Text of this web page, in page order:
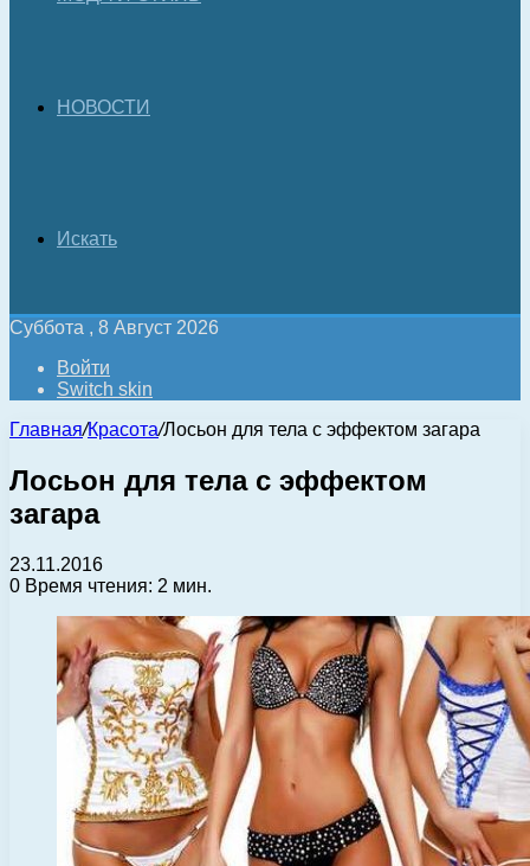
НОВОСТИ
Искать
Суббота , 8 Август 2026
Войти
Switch skin
Главная/Красота/Лосьон для тела с эффектом загара
Лосьон для тела с эффектом
загара
23.11.2016
0 Время чтения: 2 мин.